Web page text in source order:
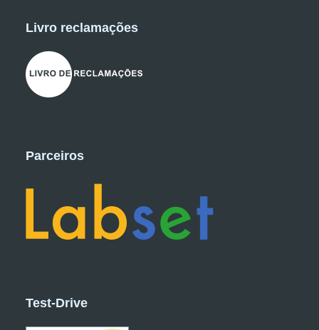
Livro reclamações
Parceiros
Test-Drive